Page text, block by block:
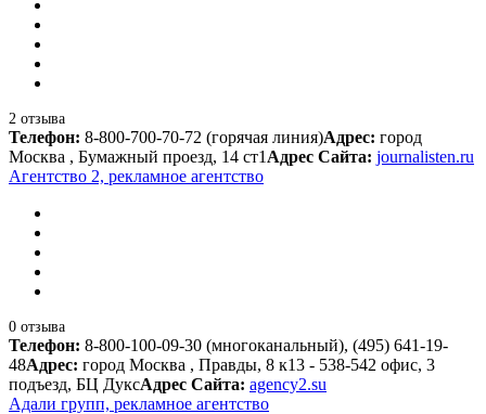
2 отзыва
Телефон: 8-800-700-70-72 (горячая линия)Адрес: город
Москва , Бумажный проезд, 14 ст1 Адрес Сайта: journalisten.ru
Агентство 2, рекламное агентство
0 отзыва
Телефон: 8-800-100-09-30 (многоканальный), (495) 641-19-
48Адрес: город Москва , Правды, 8 к13 - 538-542 офис, 3
подъезд, БЦ ДуксАдрес Сайта: agency2.su
Адали групп, рекламное агентство